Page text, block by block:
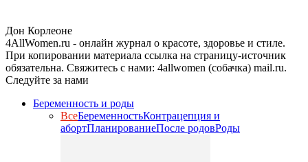
Дон Корлеоне
4AllWomen.ru - онлайн журнал о красоте, здоровье и стиле.
При копировании материала ссылка на страницу-источник
обязательна. Свяжитесь с нами: 4allwomen (собачка) mail.ru.
Следуйте за нами
Беременность и роды
ВсеБеременностьКонтрацепция и
абортПланированиеПосле родовРоды